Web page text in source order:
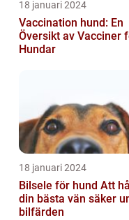
18 januari 2024
Vaccination hund: En
Översikt av Vacciner
Hundar
18 januari 2024
Bilsele för hund Att hålla
din bästa vän säker
bilfärden